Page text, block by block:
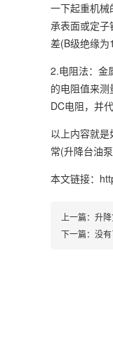
一下起重机
承表面或定
差(B级绝缘
2.电阻法：金
的电阻值来
DC电阻，并
以上内容就
常(升降台油
本文链接：
上一篇： 升
下一篇：没有